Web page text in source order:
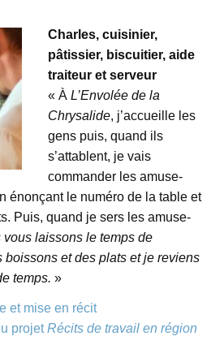
Charles, cuisinier,
pâtissier, biscuitier, aide
traiteur et serveur
« À L’Envolée de la
Chrysalide, j’accueille les
gens puis, quand ils
s’attablent, je vais
commander les amuse-
énonçant le numéro de la table et
Puis, quand je sers les amuse-
vous laissons le temps de
boissons et des plats et je reviens
temps. »
et mise en récit
projetRécits de travail en région